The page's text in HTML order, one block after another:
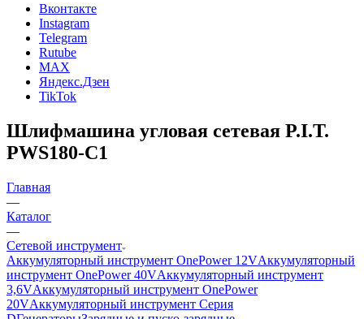
Вконтакте
Instagram
Telegram
Rutube
MAX
Яндекс.Дзен
TikTok
Шлифмашина угловая сетевая P.I.T.
PWS180-C1
Главная
—
Каталог
—
Сетевой инструмент
Аккумуляторный инструмент OnePower 12VАккумуляторный
инструмент OnePower 40VАккумуляторный инструмент
3,6VАккумуляторный инструмент OnePower
20VАккумуляторный инструмент Серия